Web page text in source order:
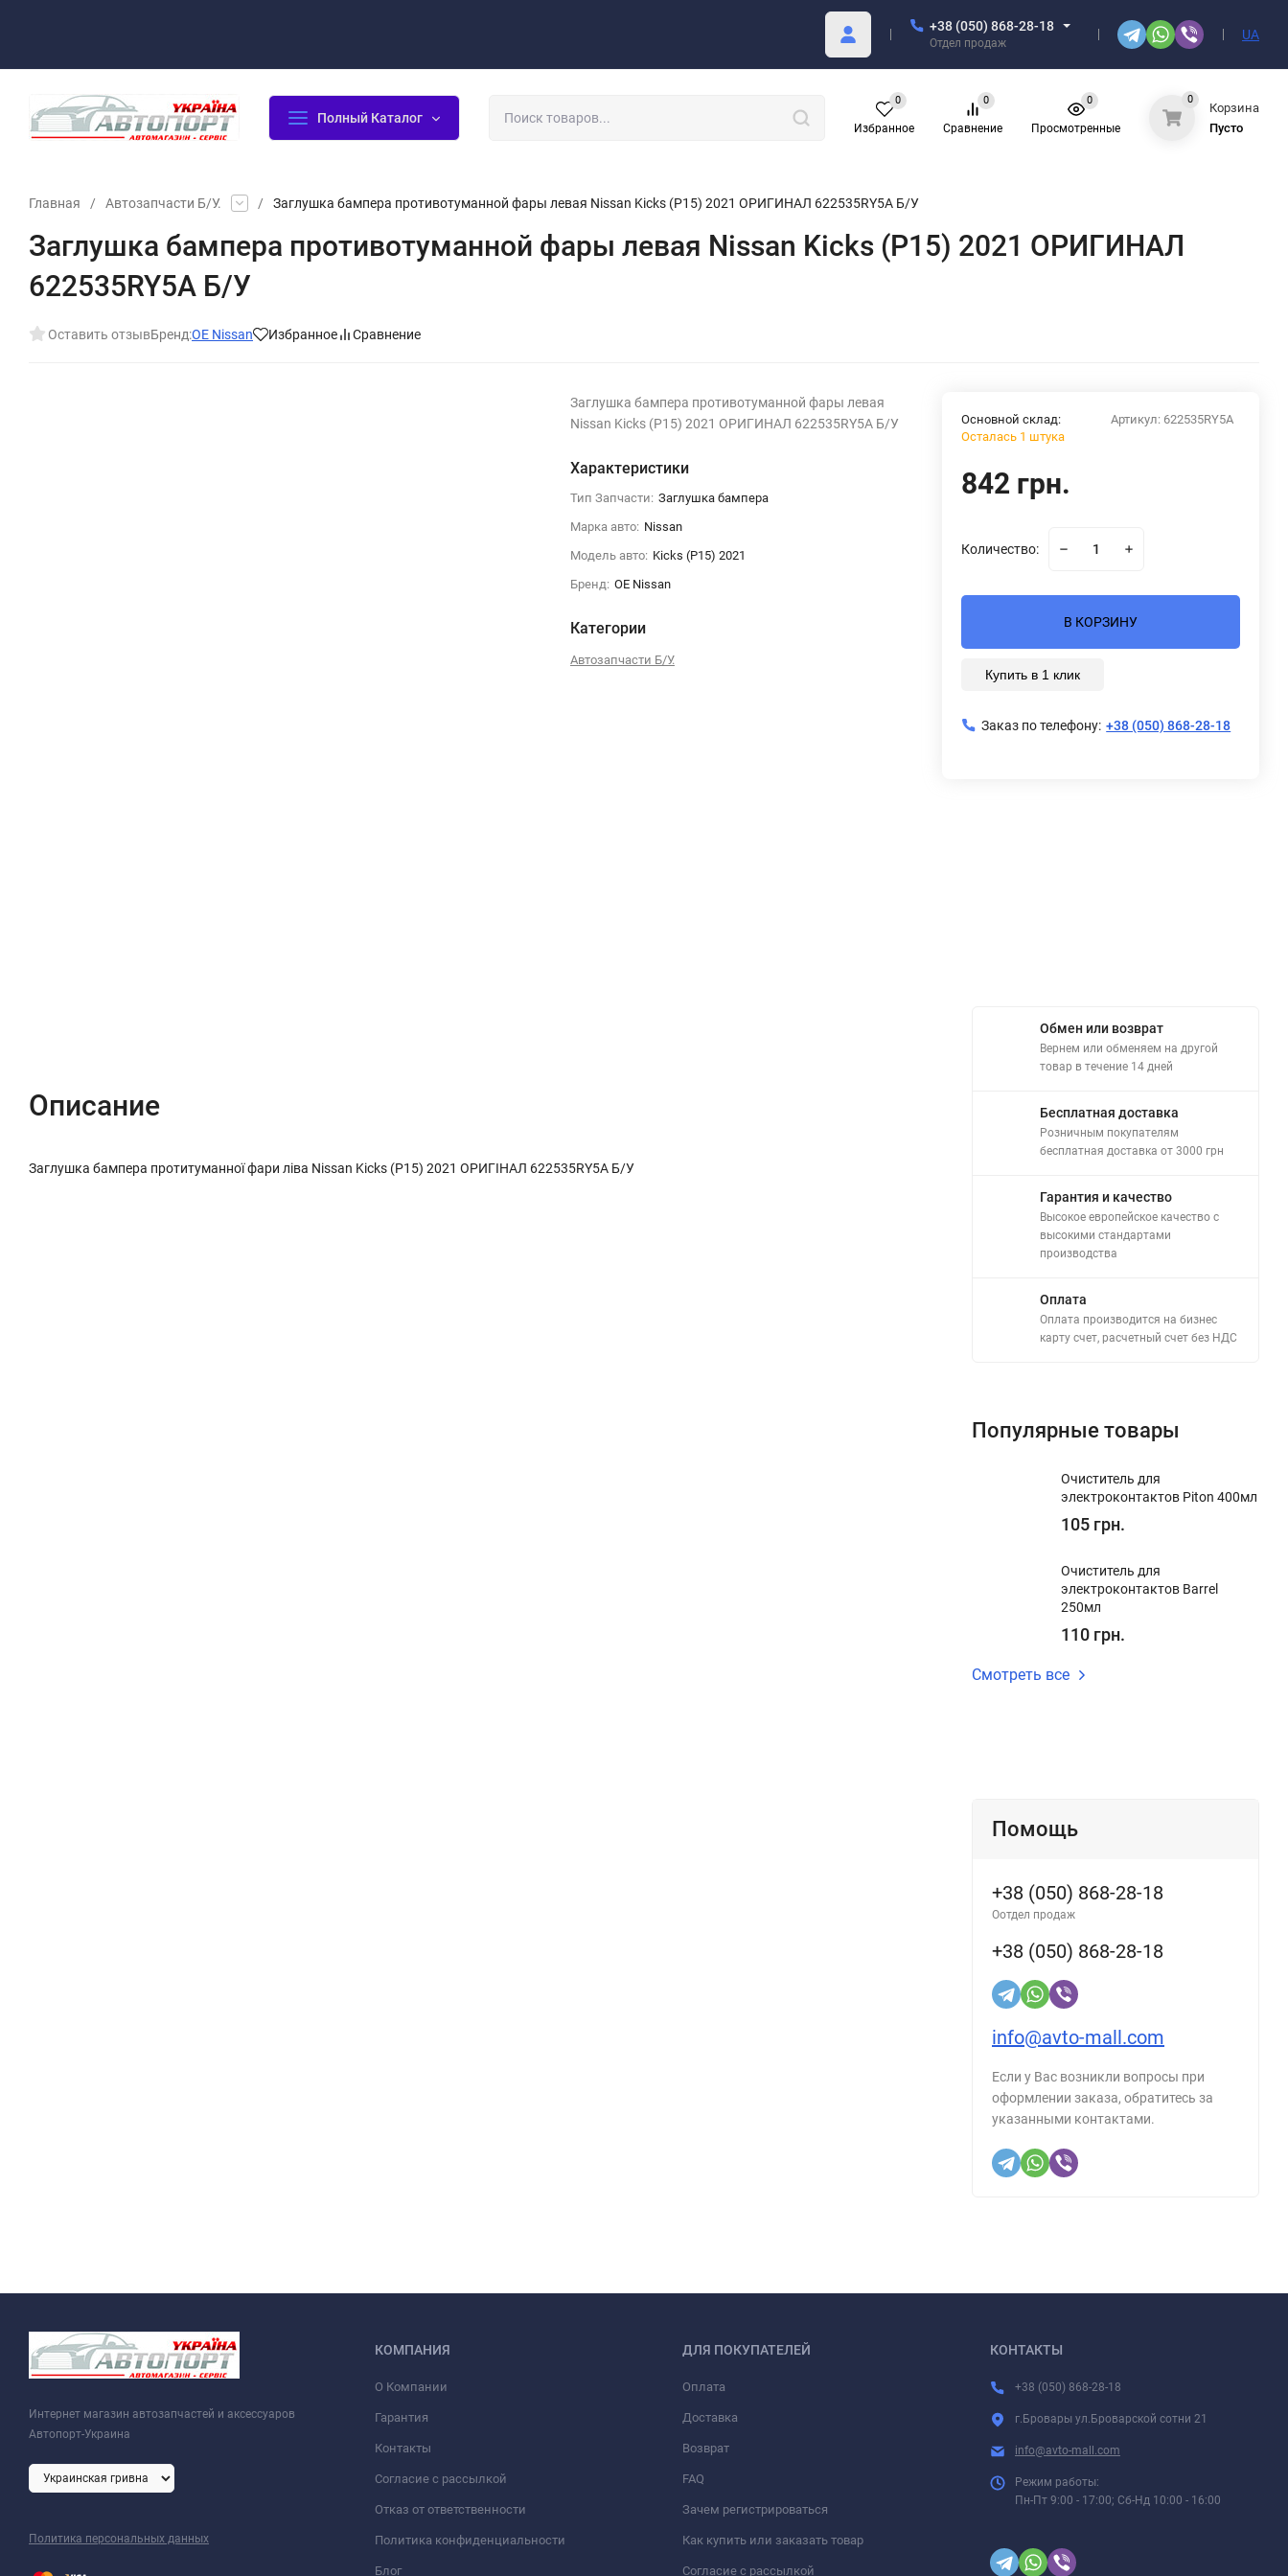
+38 (050) 868-28-18
Отдел продаж
UA
Полный Каталог
Избранное
0
Сравнение
0
Просмотренные
0 0
Корзина
Пусто
Главная / Автозапчасти Б/У. / Заглушка бампера противотуманной фары левая Nissan Kicks (P15) 2021 ОРИГИНАЛ 622535RY5A Б/У
Заглушка бампера противотуманной фары левая Nissan Kicks (P15) 2021 ОРИГИНАЛ
622535RY5A Б/У
Оставить отзывБренд:OE Nissan Избранное Сравнение
Заглушка бампера противотуманной фары левая
Nissan Kicks (P15) 2021 ОРИГИНАЛ 622535RY5A Б/У
Характеристики
Тип Запчасти: Заглушка бампера
Марка авто: Nissan
Модель авто: Kicks (P15) 2021
Бренд: OE Nissan
Категории
Автозапчасти Б/У.
Артикул: 622535RY5A
Основной склад:
Осталась 1 штука
842 грн.
Количество:
В КОРЗИНУ
Купить в 1 клик
Заказ по телефону: +38 (050) 868-28-18
Описание
Заглушка бампера протитуманної фари ліва Nissan Kicks (P15) 2021 ОРИГІНАЛ 622535RY5A Б/У
Обмен или возврат
Вернем или обменяем на другой
товар в течение 14 дней
Бесплатная доставка
Розничным покупателям
бесплатная доставка от 3000 грн
Гарантия и качество
Высокое европейское качество с
высокими стандартами
производства
Оплата
Оплата производится на бизнес
карту счет, расчетный счет без НДС
Популярные товары
Очиститель для
электроконтактов Piton 400мл
105 грн.
Очиститель для
электроконтактов Barrel
250мл
110 грн.
Смотреть все
Помощь
+38 (050) 868-28-18
Оотдел продаж
+38 (050) 868-28-18
info@avto-mall.com
Если у Вас возникли вопросы при
оформлении заказа, обратитесь за
указанными контактами.
Интернет магазин автозапчастей и аксессуаров
Автопорт-Украина
Политика персональных данных
КОМПАНИЯ
О Компании
Гарантия
Контакты
Согласие с рассылкой
Отказ от ответственности
Политика конфиденциальности
Блог
ДЛЯ ПОКУПАТЕЛЕЙ
Оплата
Доставка
Возврат
FAQ
Зачем регистрироваться
Как купить или заказать товар
Согласие с рассылкой
КОНТАКТЫ
+38 (050) 868-28-18
г.Бровары ул.Броварской сотни 21
info@avto-mall.com
Режим работы:
Пн-Пт 9:00 - 17:00; Сб-Нд 10:00 - 16:00